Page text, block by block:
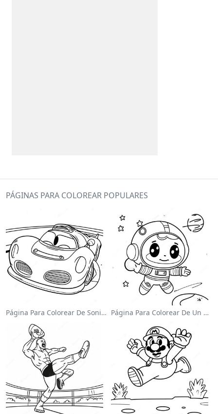
PÁGINAS PARA COLOREAR POPULARES
Página Para Colorear De Sonic El Velocista Página Para Colorear De Un Astronauta Lindo Flotando En El Espacio